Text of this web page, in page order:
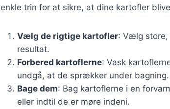
enkle trin for at sikre, at dine kartofler
Vælg de rigtige kartofler: Vælg store,
resultat.
Forbered kartoflerne: Vask
undgå, at de sprækker under bagning.
Bage dem: Bag kartoflerne i en
eller indtil de er møre indeni.